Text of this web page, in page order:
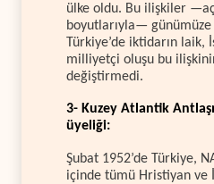
ülke oldu. Bu ilişkiler
boyutlarıyla—
Türkiye’de iktidarın laik,
milliyetçi oluşu bu
değiştirmedi.
3- Kuzey Atlantik
üyeliği:
Şubat 1952’de Türkiye,
içinde tümü Hristiyan ve